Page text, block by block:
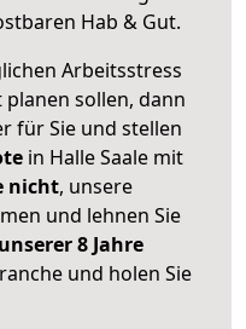
Hab & Gut.
Arbeitsstress
planen sollen, dann
für Sie und stellen
in Halle Saale mit
nicht, unsere
und lehnen Sie
8 Jahre
und holen Sie